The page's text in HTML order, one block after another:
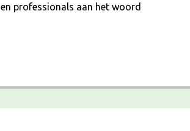
professionals aan het woord